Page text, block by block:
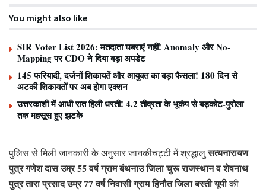
You might also like
SIR Voter List 2026: मतदाता घबराएं नहीं! Anomaly और No-
Mapping पर CDO ने दिया बड़ा अपडेट
145 फरियादी, दर्जनों शिकायतें और आयुक्त का बड़ा फैसला! 180 दिन से
अटकी शिकायतों पर अब होगा एक्शन
उत्तरकाशी में आधी रात हिली धरती! 4.2 तीव्रता के भूकंप से बड़कोट-पुरोला
तक महसूस हुए झटके
पुलिस से मिली जानकारी के अनुसार जानकीचट्टी में श्रद्धालुसत्यनारायण
पुत्र गणेश दास उम्र 55 वर्ष ग्राम बंथनाउ जिला चुरू राजस्थान व शेषनाथ
पुत्र तारा प्रसाद उम्र 77 वर्ष निवासी ग्राम हिनौत जिला बस्ती यूपीकी